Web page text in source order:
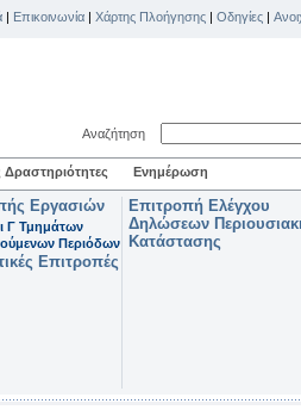
| Επικοινωνία | Χάρτης Πλοήγησης | Οδηγίες |
Αναζήτηση
Δραστηριότητες Ενημέρωση
Εργασιών
Γ Τμημάτων
Περιόδων
Επιτροπές
Επιτροπή Ελέγχου
Δηλώσεων
Κατάστασης